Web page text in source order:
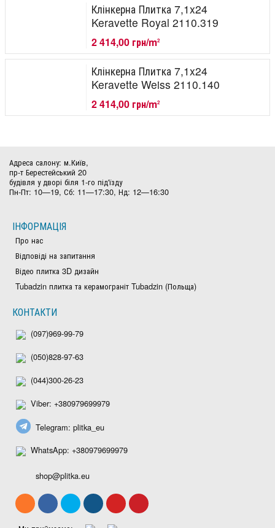
Клінкерна Плитка 7,1x24
Keravette Royal 2110.319
2 414,00 грн/m2
Клінкерна Плитка 7,1x24
Keravette Weiss 2110.140
2 414,00 грн/m2
Адреса салону: м.Київ,
пр-т Берестейський 20
будівля у дворі біля 1-го під'їзду
Пн-Пт: 10—19, Сб: 11—17:30, Нд: 12—16:30
ІНФОРМАЦІЯ
Про нас
Відповіді на запитання
Відео плитка 3D дизайн
Tubadzin плитка та керамограніт Tubadzin (Польща)
КОНТАКТИ
(097)969-99-79
(050)828-97-63
(044)300-26-23
Viber: +380979699979
Telegram: plitka_eu
WhatsApp: +380979699979
shop@plitka.eu